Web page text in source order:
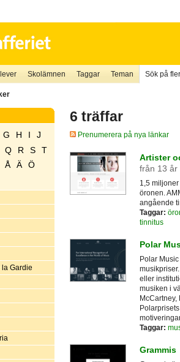
Skolämnen Taggar Teman Sök på
G H I
J
Q R S
T
Å Ä
Ö
la Gardie
6 träffar
Prenumerera på nya länkar
Artister
från 13 år
1,5
öronen.
angående
Taggar:
tinnitus
Polar
Polar
eller
musiken i
Taggar:
Grammis